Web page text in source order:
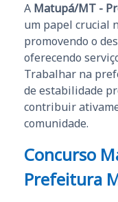
A Matupá/MT -
um papel crucial
promovendo o
oferecendo
Trabalhar na
de estabilidade
contribuir
comunidade.
Concurso
Prefeitura